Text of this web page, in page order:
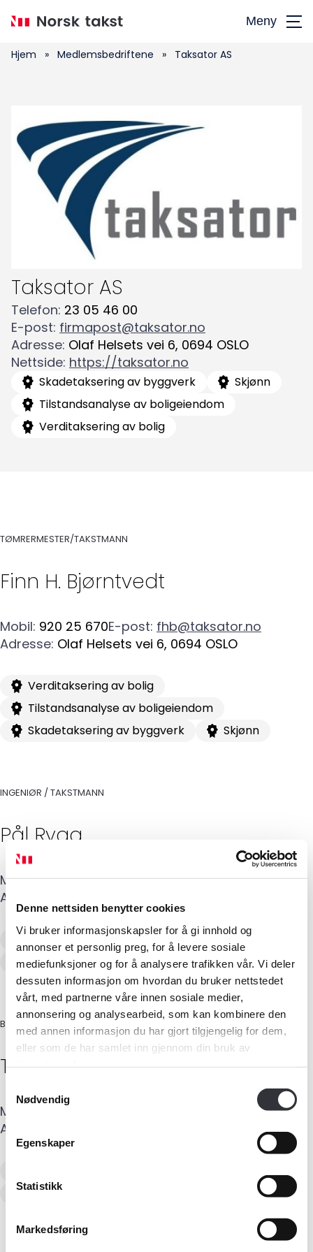
Denne nettsiden benytter cookies
Vi bruker informasjonskapsler for å gi innhold og
annonser et personlig preg, for å levere sosiale
mediefunksjoner og for å analysere trafikken vår. Vi deler
dessuten informasjon om hvordan du bruker nettstedet
vårt, med partnerne våre innen sosiale medier,
annonsering og analysearbeid, som kan kombinere den
med annen informasjon du har gjort tilgjengelig for dem,
eller som de har samlet inn gjennom din bruk av
Nødvendig
Egenskaper
Statistikk
Markedsføring
hovedinnhold
Meny
Hjem » Medlemsbedriftene » Taksator AS
Taksator AS
Telefon: 23 05 46 00
E-post: firmapost@taksator.no
Adresse: Olaf Helsets vei 6, 0694 OSLO
Nettside: https://taksator.no
Skadetaksering av byggverk
Skjønn
Tilstandsanalyse av boligeiendom
Verditaksering av bolig
TØMRERMESTER/TAKSTMANN
Finn H. Bjørntvedt
Mobil: 920 25 670E-post: fhb@taksator.no
Adresse: Olaf Helsets vei 6, 0694 OSLO
Verditaksering av bolig
Tilstandsanalyse av boligeiendom
Skadetaksering av byggverk
Skjønn
INGENIØR / TAKSTMANN
Pål Rygg
Mobil: 982 50 944E-post: pr@taksator.no
Adresse
Verditaksering av bolig
Tilstandsanalyse av boligeiendom
BYGG-/TØMRERMESTER
Thomas Tandberg
Mobil 906 27 290
Adresse
Tilstandsanalyse av boligeiendom